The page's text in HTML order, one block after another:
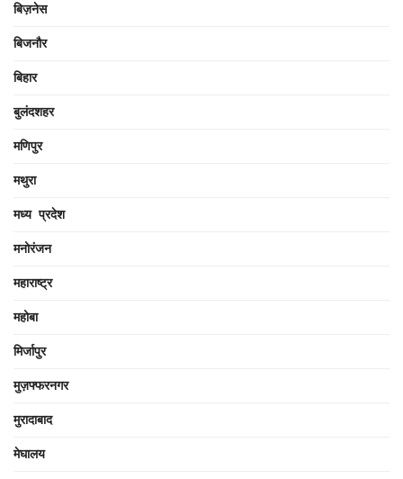
बिज़नेस
बिजनौर
बिहार
बुलंदशहर
मणिपुर
मथुरा
मध्य प्रदेश
मनोरंजन
महाराष्ट्र
महोबा
मिर्जापुर
मुज़फ्फरनगर
मुरादाबाद
मेघालय